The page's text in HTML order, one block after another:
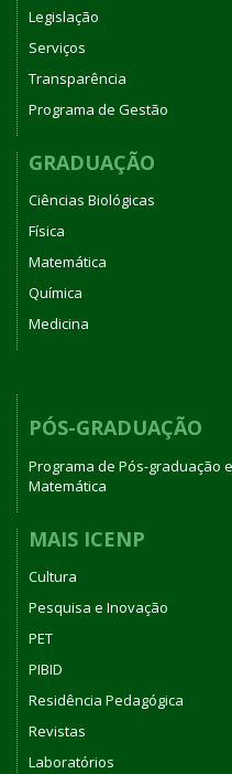
Legislação
Serviços
Transparência
Programa de Gestão
GRADUAÇÃO
Ciências Biológicas
Física
Matemática
Química
Medicina
PÓS-GRADUAÇÃO
Programa de Pós-graduação
Matemática
MAIS ICENP
Cultura
Pesquisa e Inovação
PET
PIBID
Residência Pedagógica
Revistas
Laboratórios